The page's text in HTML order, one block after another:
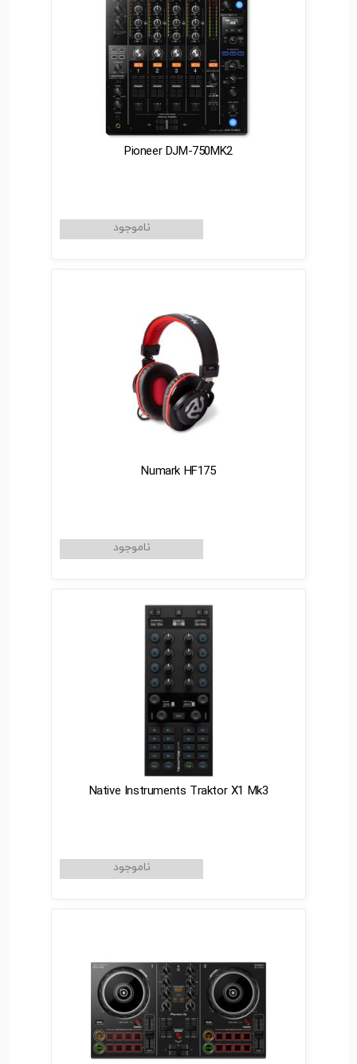
Pioneer DJM-750MK2
Numark HF175
Native Instruments Traktor X1 Mk3